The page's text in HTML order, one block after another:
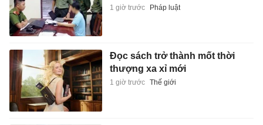
1 giờ trước Pháp luật
Đọc sách trở thành mốt thời
thượng xa xỉ mới
1 giờ trước Thế giới